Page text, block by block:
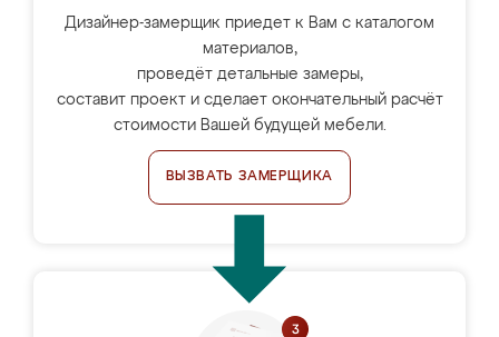
Дизайнер-замерщик приедет к Вам с каталогом
материалов,
проведёт детальные замеры,
составит проект и сделает окончательный расчёт
стоимости Вашей будущей мебели.
ВЫЗВАТЬ ЗАМЕРЩИКА